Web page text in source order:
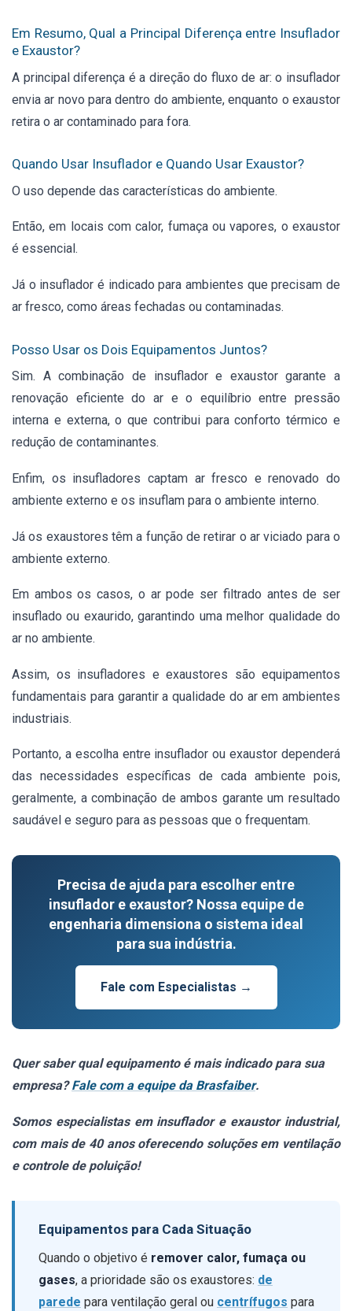
Em Resumo, Qual a Principal Diferença entre Insuflador
e Exaustor?
A principal diferença é a direção do fluxo de ar: o insuflador
envia ar novo para dentro do ambiente, enquanto o exaustor
retira o ar contaminado para fora.
Quando Usar Insuflador e Quando Usar Exaustor?
O uso depende das características do ambiente.
Então, em locais com calor, fumaça ou vapores, o exaustor
é essencial.
Já o insuflador é indicado para ambientes que precisam de
ar fresco, como áreas fechadas ou contaminadas.
Posso Usar os Dois Equipamentos Juntos?
Sim. A combinação de insuflador e exaustor garante a
renovação eficiente do ar e o equilíbrio entre pressão
interna e externa, o que contribui para conforto térmico e
redução de contaminantes.
Enfim, os insufladores captam ar fresco e renovado do
ambiente externo e os insuflam para o ambiente interno.
Já os exaustores têm a função de retirar o ar viciado para o
ambiente externo.
Em ambos os casos, o ar pode ser filtrado antes de ser
insuflado ou exaurido, garantindo uma melhor qualidade do
ar no ambiente.
Assim, os insufladores e exaustores são equipamentos
fundamentais para garantir a qualidade do ar em ambientes
industriais.
Portanto, a escolha entre insuflador ou exaustor dependerá
das necessidades específicas de cada ambiente pois,
geralmente, a combinação de ambos garante um resultado
saudável e seguro para as pessoas que o frequentam.
Precisa de ajuda para escolher entre
insuflador e exaustor? Nossa equipe de
engenharia dimensiona o sistema ideal
para sua indústria.
Fale com Especialistas →
Quer saber qual equipamento é mais indicado para sua
empresa?Fale com a equipe da Brasfaiber.
Somos especialistas em insuflador e exaustor industrial,
com mais de 40 anos oferecendo soluções em ventilação
e controle de poluição!
Equipamentos para Cada Situação
Quando o objetivo é remover calor, fumaça ou
gases, a prioridade são os exaustores: de
parede para ventilação geral ou centrífugos para